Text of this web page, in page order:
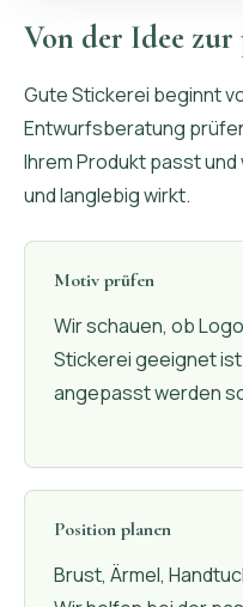
Von der Idee zur
Gute Stickerei beginnt
Entwurfsberatung
Ihrem Produkt passt
und langlebig wirkt.
Motiv prüfen
Wir schauen, ob
Stickerei geeignet
angepasst werden
Position planen
Brust, Ärmel,